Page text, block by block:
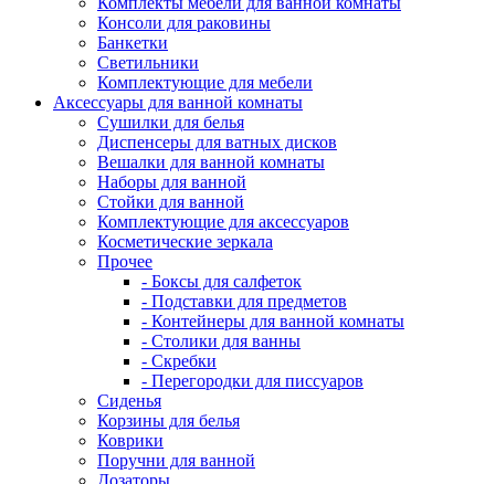
Консоли для раковины
Банкетки
Светильники
Комплектующие для мебели
Аксессуары для ванной комнаты
Сушилки для белья
Диспенсеры для ватных дисков
Вешалки для ванной комнаты
Наборы для ванной
Стойки для ванной
Комплектующие для аксессуаров
Косметические зеркала
Прочее
- Боксы для салфеток
- Подставки для предметов
- Контейнеры для ванной комнаты
- Столики для ванны
- Скребки
- Перегородки для писсуаров
Сиденья
Корзины для белья
Коврики
Поручни для ванной
Дозаторы